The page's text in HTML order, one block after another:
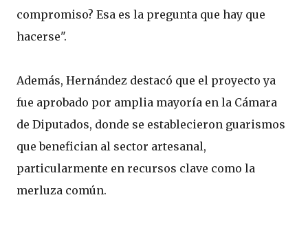
compromiso? Esa es la pregunta que hay que
hacerse".
Además, Hernández destacó que el proyecto ya
fue aprobado por amplia mayoría en la Cámara
de Diputados, donde se establecieron guarismos
que benefician al sector artesanal,
particularmente en recursos clave como la
merluza común.